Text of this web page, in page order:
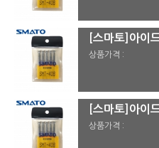
상품가격 :
상품가격 :